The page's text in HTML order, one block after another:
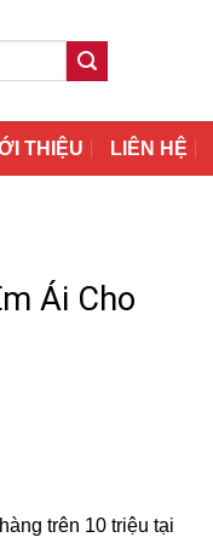
THIỆU LIÊN HỆ
Ái Cho
trên 10 triệu tại